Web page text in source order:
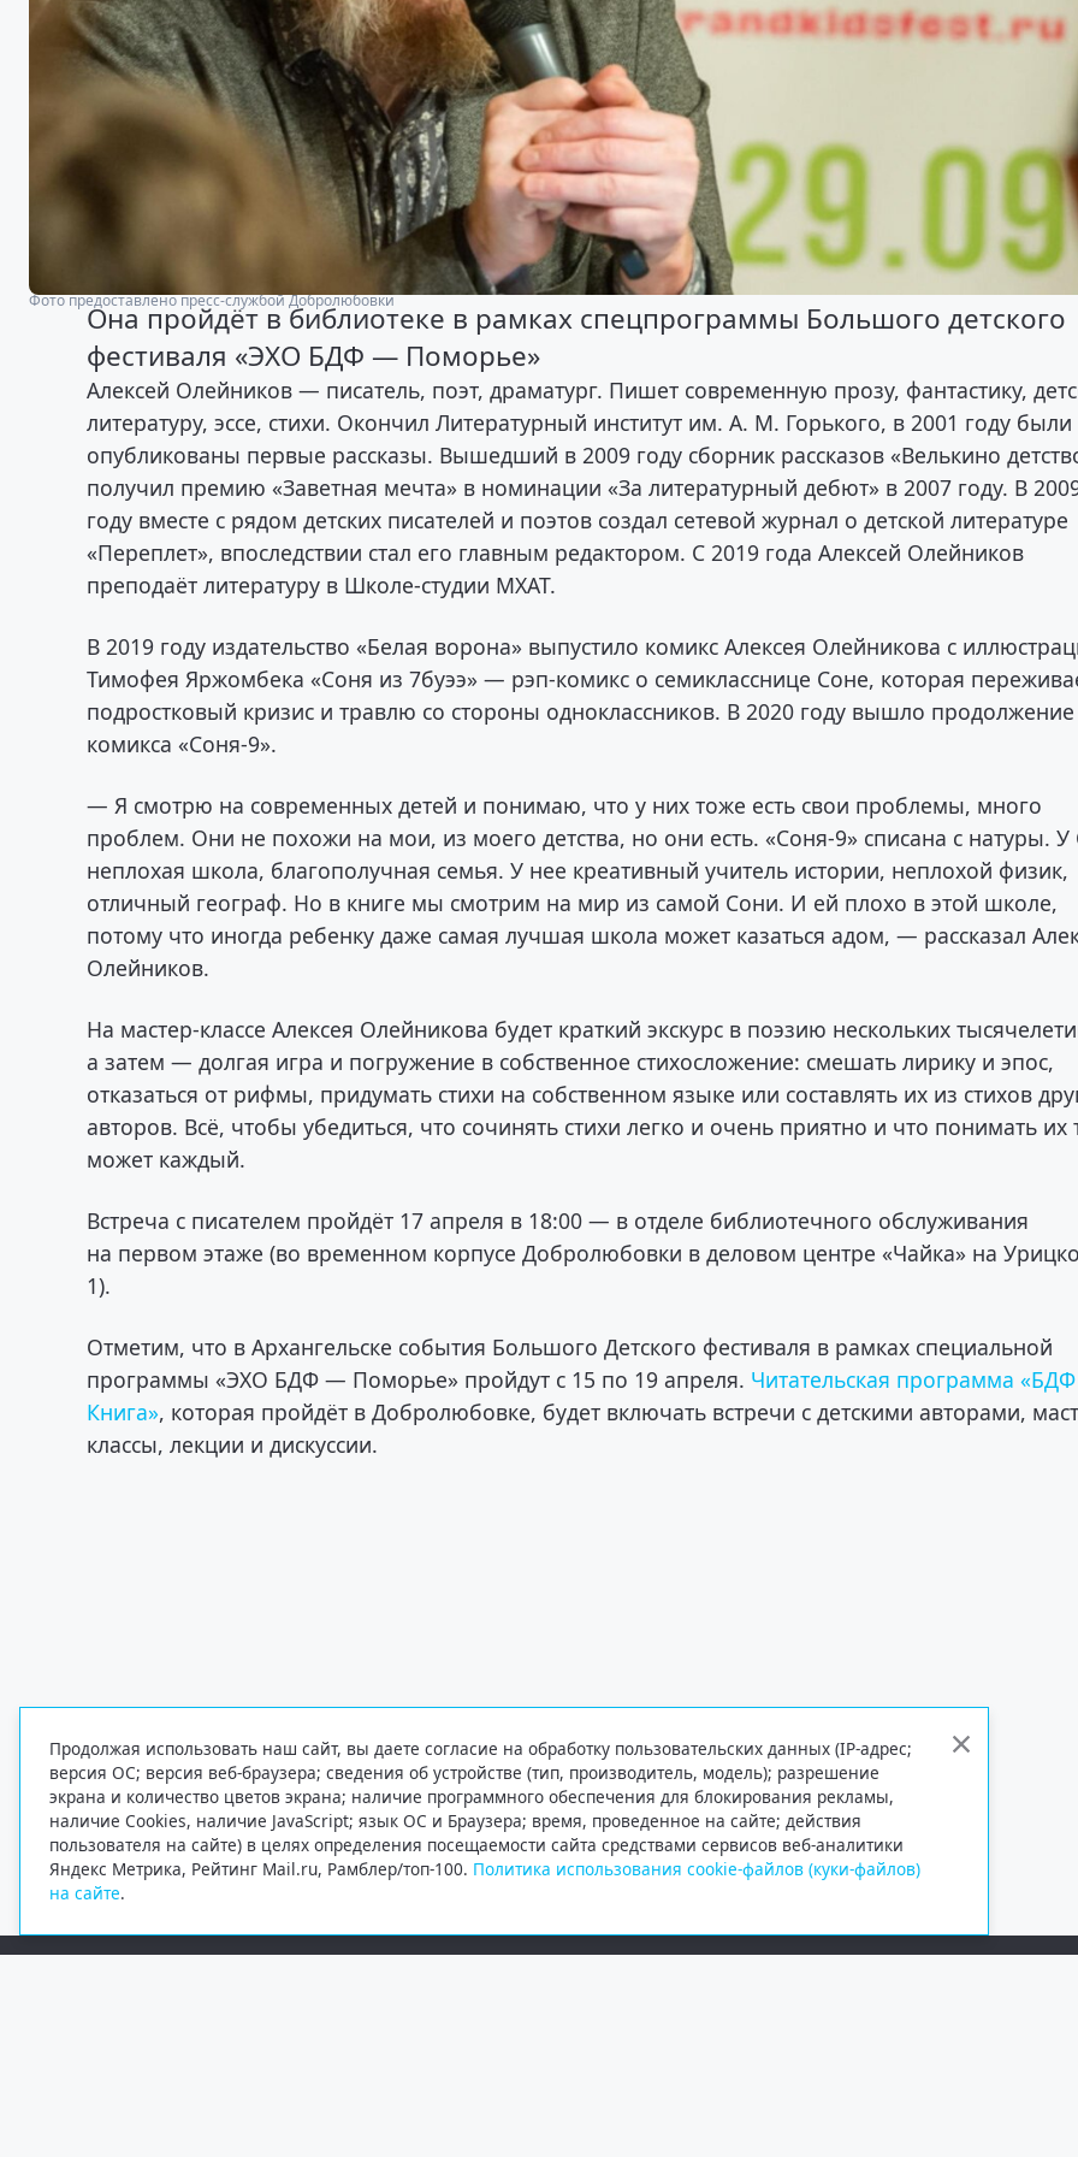
Фото предоставлено пресс-службой Добролюбовки
Она пройдёт в библиотеке в рамках спецпрограммы Большого детского
фестиваля «ЭХО БДФ — Поморье»
Алексей Олейников — писатель, поэт, драматург. Пишет современную прозу, фантастику,
литературу, эссе, стихи. Окончил Литературный институт им. А. М. Горького, в 2001 году были
опубликованы первые рассказы. Вышедший в 2009 году сборник рассказов «Велькино
получил премию «Заветная мечта» в номинации «За литературный дебют» в 2007 году. В
году вместе с рядом детских писателей и поэтов создал сетевой журнал о детской литературе
«Переплет», впоследствии стал его главным редактором. С 2019 года Алексей Олейников
преподаёт литературу в Школе-студии МХАТ.
В 2019 году издательство «Белая ворона» выпустило комикс Алексея Олейникова с
Тимофея Яржомбека «Соня из 7буээ» — рэп-комикс о семикласснице Соне, которая
подростковый кризис и травлю со стороны одноклассников. В 2020 году вышло продолжение
комикса «Соня-9».
— Я смотрю на современных детей и понимаю, что у них тоже есть свои проблемы, много
проблем. Они не похожи на мои, из моего детства, но они есть. «Соня-9» списана с натуры. У
неплохая школа, благополучная семья. У нее креативный учитель истории, неплохой физик,
отличный географ. Но в книге мы смотрим на мир из самой Сони. И ей плохо в этой школе,
потому что иногда ребенку даже самая лучшая школа может казаться адом, — рассказал
Олейников.
На мастер-классе Алексея Олейникова будет краткий экскурс в поэзию нескольких
а затем — долгая игра и погружение в собственное стихосложение: смешать лирику и эпос,
отказаться от рифмы, придумать стихи на собственном языке или составлять их из стихов
авторов. Всё, чтобы убедиться, что сочинять стихи легко и очень приятно и что понимать их
может каждый.
Встреча с писателем пройдёт 17 апреля в 18:00 — в отделе библиотечного обслуживания
на первом этаже (во временном корпусе Добролюбовки в деловом центре «Чайка» на
1).
Отметим, что в Архангельске события Большого Детского фестиваля в рамках специальной
программы «ЭХО БДФ — Поморье» пройдут с 15 по 19 апреля. Читательская программа «БДФ
Книга», которая пройдёт в Добролюбовке, будет включать встречи с детскими авторами,
классы, лекции и дискуссии.
Продолжая использовать наш сайт, вы даете согласие на обработку пользовательских данных (IP-адрес;
версия ОС; версия веб-браузера; сведения об устройстве (тип, производитель, модель); разрешение
экрана и количество цветов экрана; наличие программного обеспечения для блокирования рекламы,
наличие Cookies, наличие JavaScript; язык ОС и Браузера; время, проведенное на сайте; действия
пользователя на сайте) в целях определения посещаемости сайта средствами сервисов веб-аналитики
Яндекс Метрика, Рейтинг Mail.ru, Рамблер/топ-100. Политика использования cookie-файлов (куки-файлов)
на сайте.